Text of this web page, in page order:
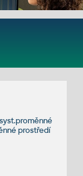
syst.proměnné
prostředí